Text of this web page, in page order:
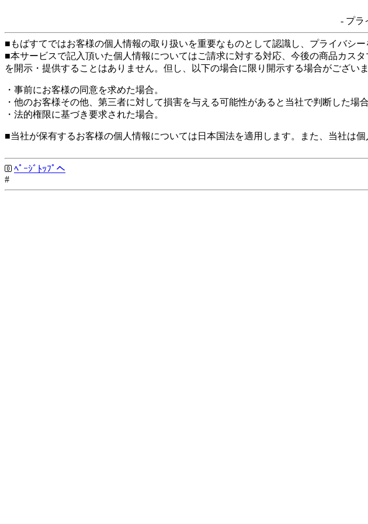
- プラ
■もばすてではお客様の個人情報の取り扱いを重要なものとして認識し、プライバシ
■本サービスで記入頂いた個人情報についてはご請求に対する対応、今後の商品カス
を開示・提供することはありません。但し、以下の場合に限り開示する場合がございま
・事前にお客様の同意を求めた場合。
・他のお客様その他、第三者に対して損害を与える可能性があると当社で判断した場合
・法的権限に基づき要求された場合。
■当社が保有するお客様の個人情報については日本国法を適用します。また、当社は
ﾍﾟｰｼﾞﾄｯﾌﾟへ
#